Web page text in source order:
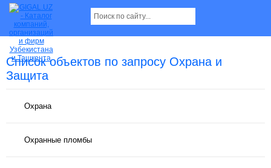
Список объектов по запросу Охрана и
Защита
Охрана
Охранные пломбы